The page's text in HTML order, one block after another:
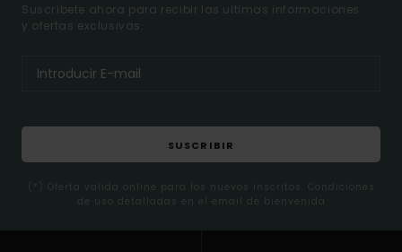
Suscríbete ahora para recibir las ultimas informaciones
y ofertas exclusivas.
SUSCRIBIR
(*) Oferta valida online para los nuevos inscritos. Condiciones
de uso detalladas en el email de bienvenida